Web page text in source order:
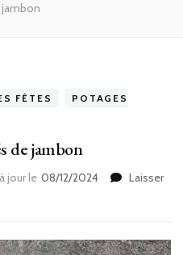
FÊTES
POTAGES
de jambon
jour le 08/12/2024
Laisser